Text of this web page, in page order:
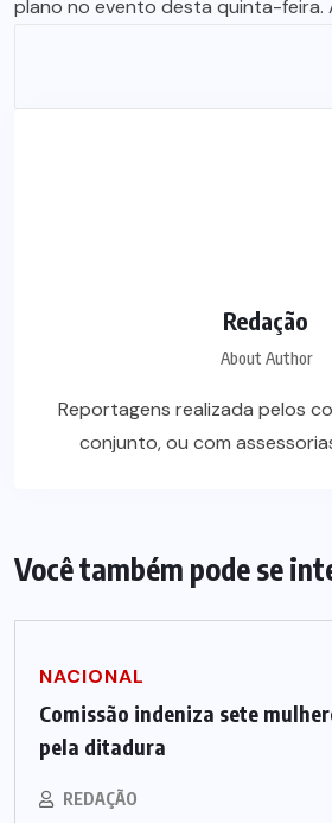
plano no evento desta quinta-feira.
Redação
About Author
Reportagens realizada pelos
conjunto, ou com
Você também pode se
NACIONAL
Comissão indeniza sete
pela ditadura
REDAÇÃO